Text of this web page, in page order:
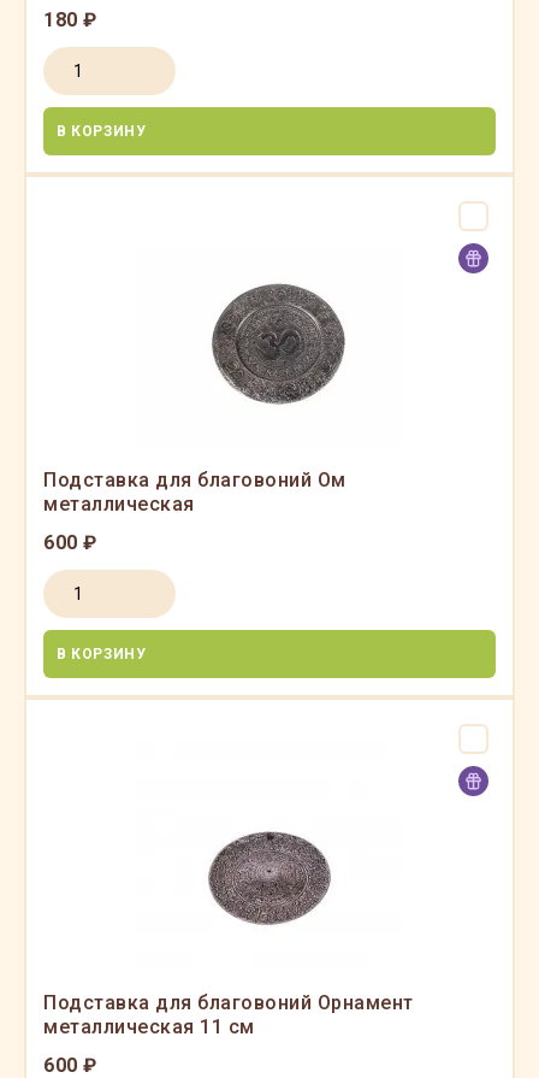
180 ₽
В КОРЗИНУ
Подставка для благовоний Ом
металлическая
600 ₽
В КОРЗИНУ
Подставка для благовоний Орнамент
металлическая 11 см
600 ₽